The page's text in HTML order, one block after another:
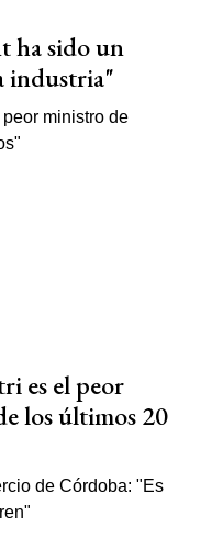
ha sido un
industria"
es el peor
los últimos 20